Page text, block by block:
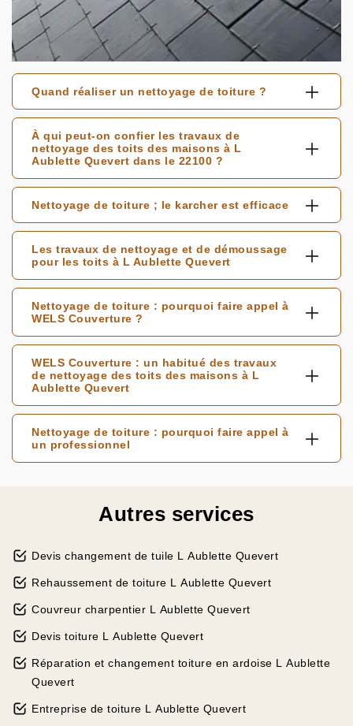
Quand réaliser un nettoyage de toiture ?
À qui peut-on confier les travaux de
nettoyage des toits des maisons à L
Aublette Quevert dans le 22100 ?
Nettoyage de toiture ; le karcher est efficace
Les travaux de nettoyage et de démoussage
pour les toits à L Aublette Quevert
Nettoyage de toiture : pourquoi faire appel à
WELS Couverture ?
WELS Couverture : un habitué des travaux
de nettoyage des toits des maisons à L
Aublette Quevert
Nettoyage de toiture : pourquoi faire appel à
un professionnel
Autres services
Devis changement de tuile L Aublette Quevert
Rehaussement de toiture L Aublette Quevert
Couvreur charpentier L Aublette Quevert
Devis toiture L Aublette Quevert
Réparation et changement toiture en ardoise L Aublette
Quevert
Entreprise de toiture L Aublette Quevert